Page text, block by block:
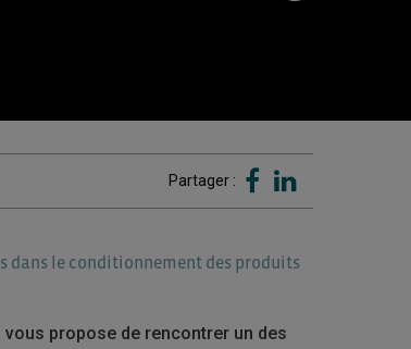
Partager :
dans le conditionnement des produits
propose de rencontrer un des